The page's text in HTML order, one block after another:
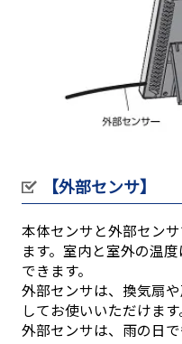
【外部センサ】
本体センサと外部セン
ます。室内と室外の温
できます。
外部センサは、換気扇
してお使いいただけます
外部センサは、雨の日